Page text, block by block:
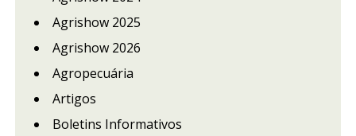
Agrishow 2025
Agrishow 2026
Agropecuária
Artigos
Boletins Informativos